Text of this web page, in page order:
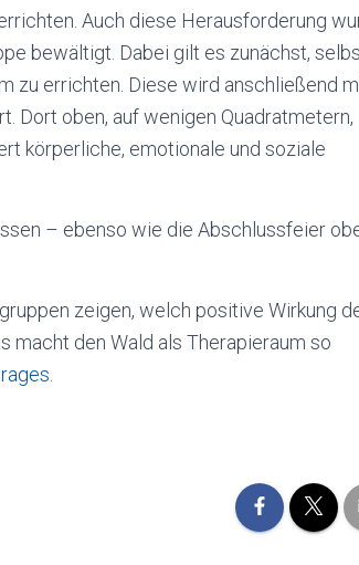
Auch diese Herausforderung
bewältigt. Dabei gilt es zunächst,
zu errichten. Diese wird anschließend
Dort oben, auf wenigen Quadratmetern,
körperliche, emotionale und soziale
– ebenso wie die Abschlussfeier
zeigen, welch positive Wirkung
macht den Wald als Therapieraum so